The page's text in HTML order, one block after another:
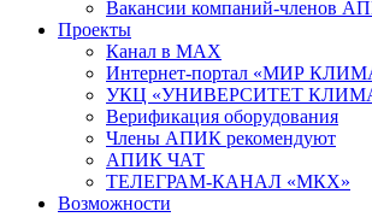
Вакансии компаний-членов
Проекты
Канал в MAX
Интернет-портал «МИР
УКЦ «УНИВЕРСИТЕТ
Верификация оборудования
Члены АПИК рекомендуют
АПИК ЧАТ
ТЕЛЕГРАМ-КАНАЛ «МКХ»
Возможности